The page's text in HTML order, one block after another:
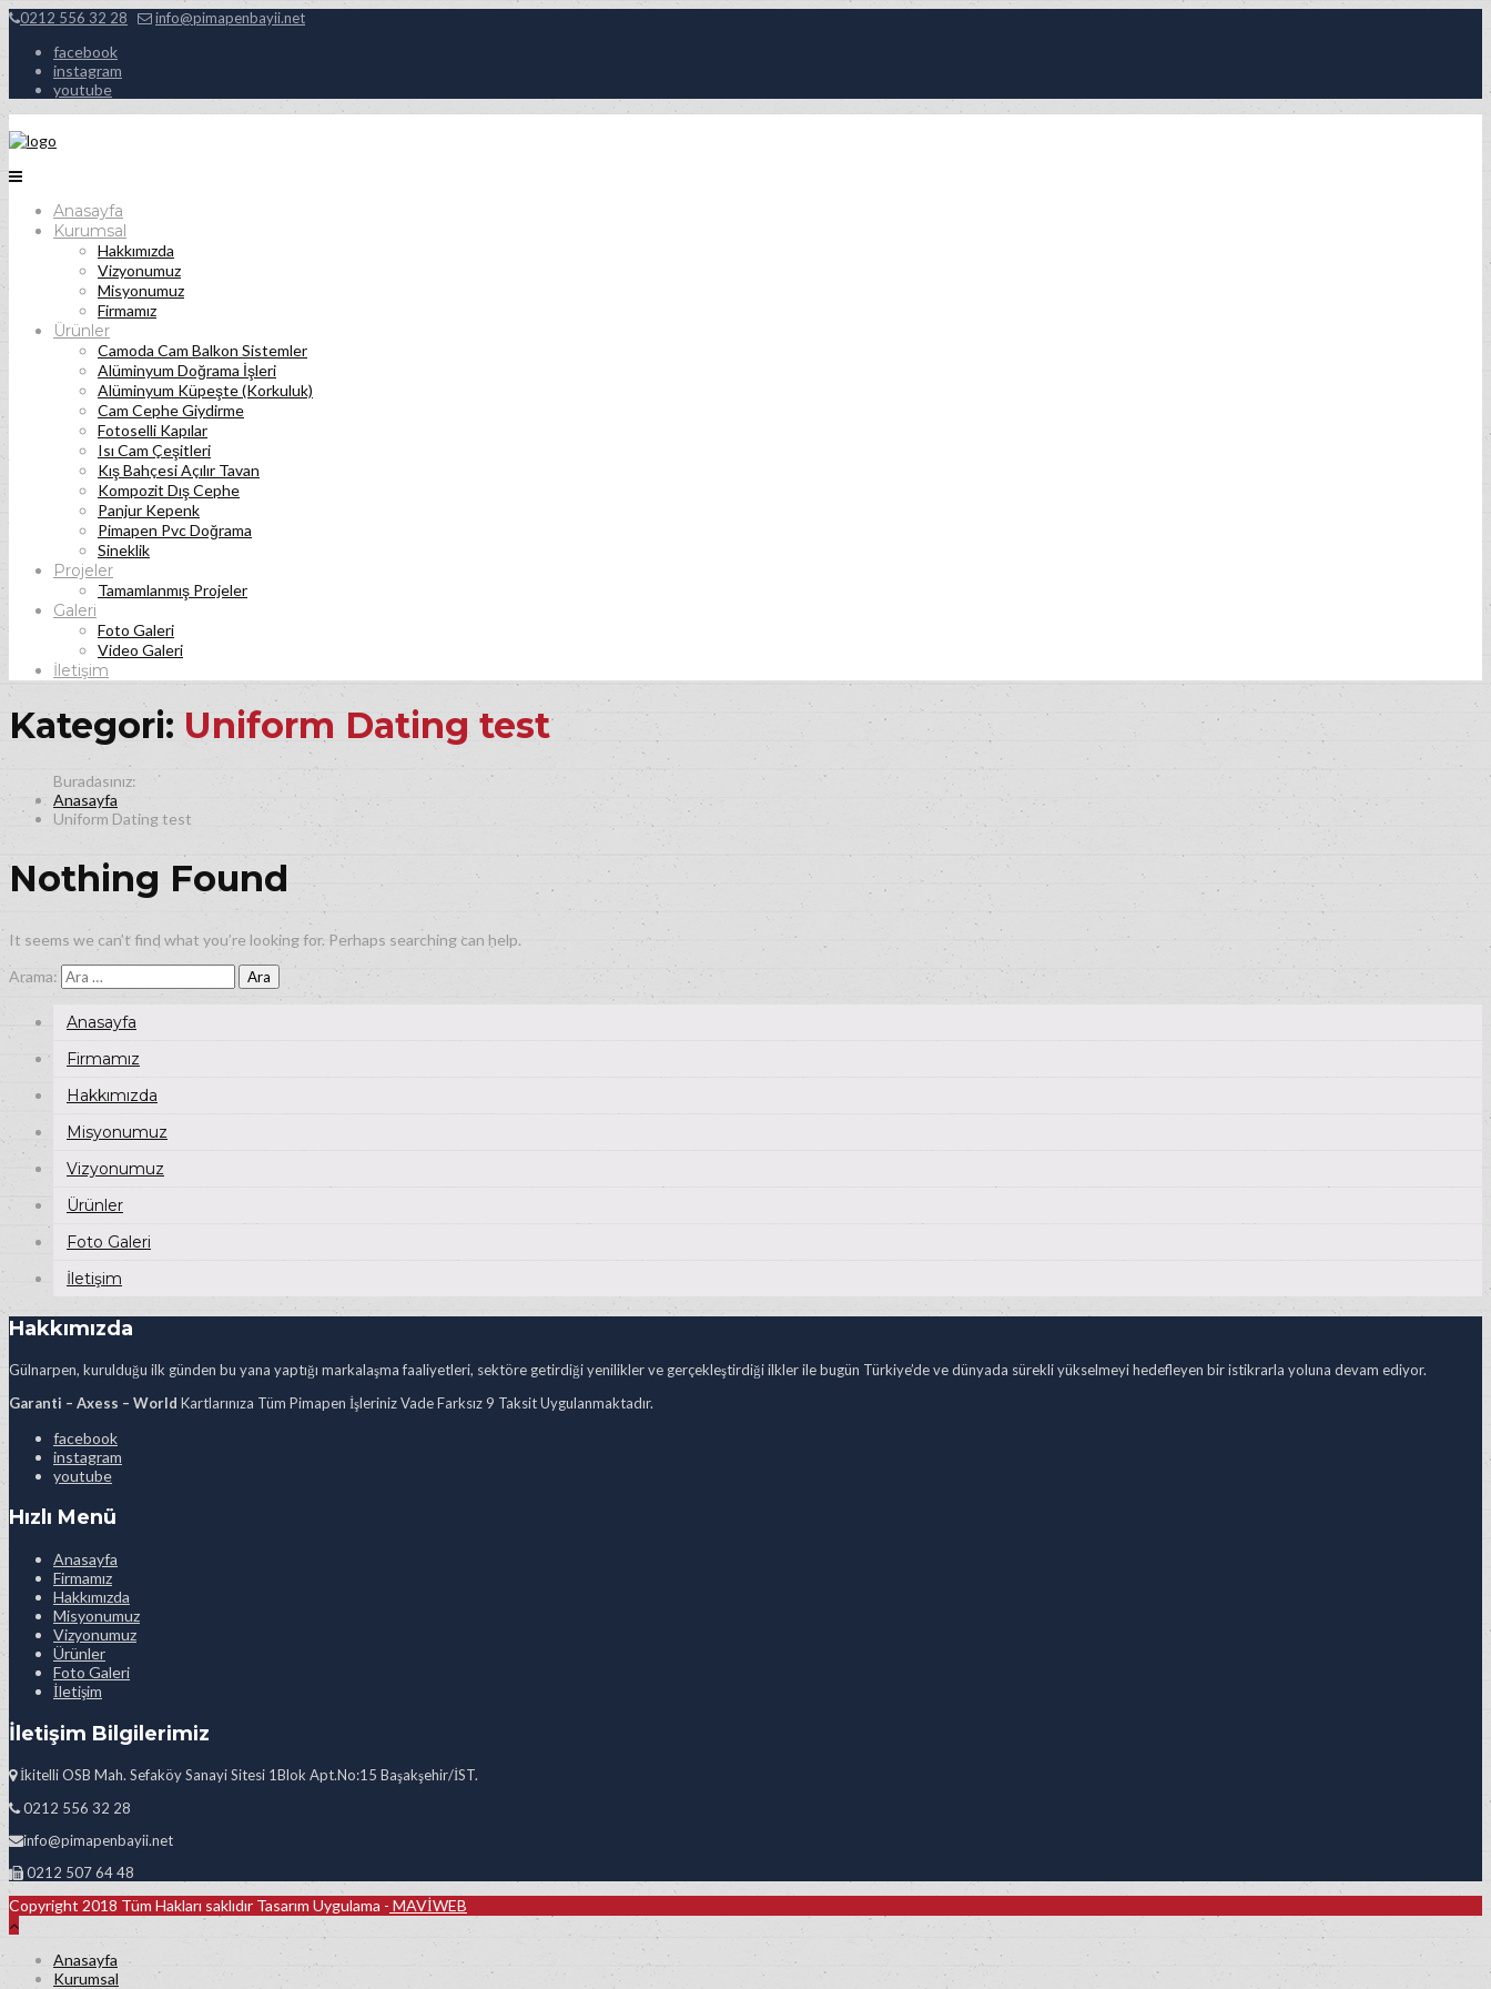
0212 556 32 28 info@pimapenbayii.net
facebook
instagram
youtube
Anasayfa
Kurumsal
Hakkımızda
Vizyonumuz
Misyonumuz
Firmamız
Ürünler
Camoda Cam Balkon Sistemler
Alüminyum Doğrama İşleri
Alüminyum Küpeşte (Korkuluk)
Cam Cephe Giydirme
Fotoselli Kapılar
Isı Cam Çeşitleri
Kış Bahçesi Açılır Tavan
Kompozit Dış Cephe
Panjur Kepenk
Pimapen Pvc Doğrama
Sineklik
Projeler
Tamamlanmış Projeler
Galeri
Foto Galeri
Video Galeri
İletişim
Kategori: Uniform Dating test
Anasayfa
Uniform Dating test
Nothing Found
It seems we can’t find what you’re looking for. Perhaps searching can help.
Arama:
Anasayfa
Firmamız
Hakkımızda
Misyonumuz
Vizyonumuz
Ürünler
Foto Galeri
İletişim
Hakkımızda
Gülnarpen, kurulduğu ilk günden bu yana yaptığı markalaşma faaliyetleri, sektöre getirdiği yenilikler ve gerçekleştirdiği ilkler ile bugün Türkiye’de ve dünyada sürekli yükselmeyi hedefleyen bir istikrarla yoluna devam ediyor.
Garanti – Axess – World Kartlarınıza Tüm Pimapen İşleriniz Vade Farksız 9 Taksit Uygulanmaktadır.
facebook
instagram
youtube
Hızlı Menü
Anasayfa
Firmamız
Hakkımızda
Misyonumuz
Vizyonumuz
Ürünler
Foto Galeri
İletişim
İletişim Bilgilerimiz
İkitelli OSB Mah. Sefaköy Sanayi Sitesi 1Blok Apt.No:15 Başakşehir/İST.
0212 556 32 28
info@pimapenbayii.net
0212 507 64 48
Copyright 2018 Tüm Hakları saklıdır Tasarım Uygulama - MAVİWEB
Anasayfa
Kurumsal